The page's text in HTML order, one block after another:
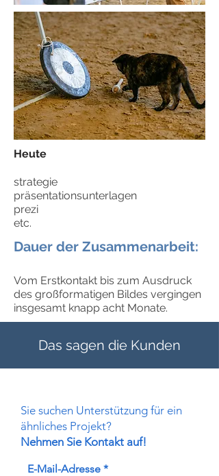
Heute
strategie
präsentationsunterlagen
prezi
etc.
Dauer der Zusammenarbeit:
Vom Erstkontakt bis zum Ausdruck
des großformatigen Bildes vergingen
insgesamt knapp acht Monate.
Das sagen die Kunden
Sie suchen Unterstützung für ein
ähnliches Projekt?
Nehmen Sie Kontakt auf!
E-Mail-Adresse